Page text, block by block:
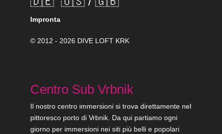
Impronta
© 2012 - 2026 DIVE LOFT KRK
Centro Sub Vrbnik
Il nostro centro immersioni si trova direttamente nel
pittoresco porto di Vrbnik. Da qui partiamo ogni
giorno per immersioni nei siti più belli e popolari